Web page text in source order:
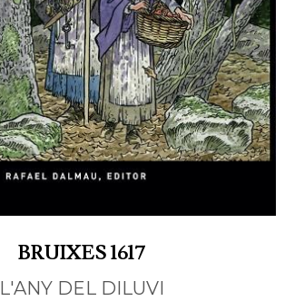
BRUIXES 1617
L'ANY DEL DILUVI